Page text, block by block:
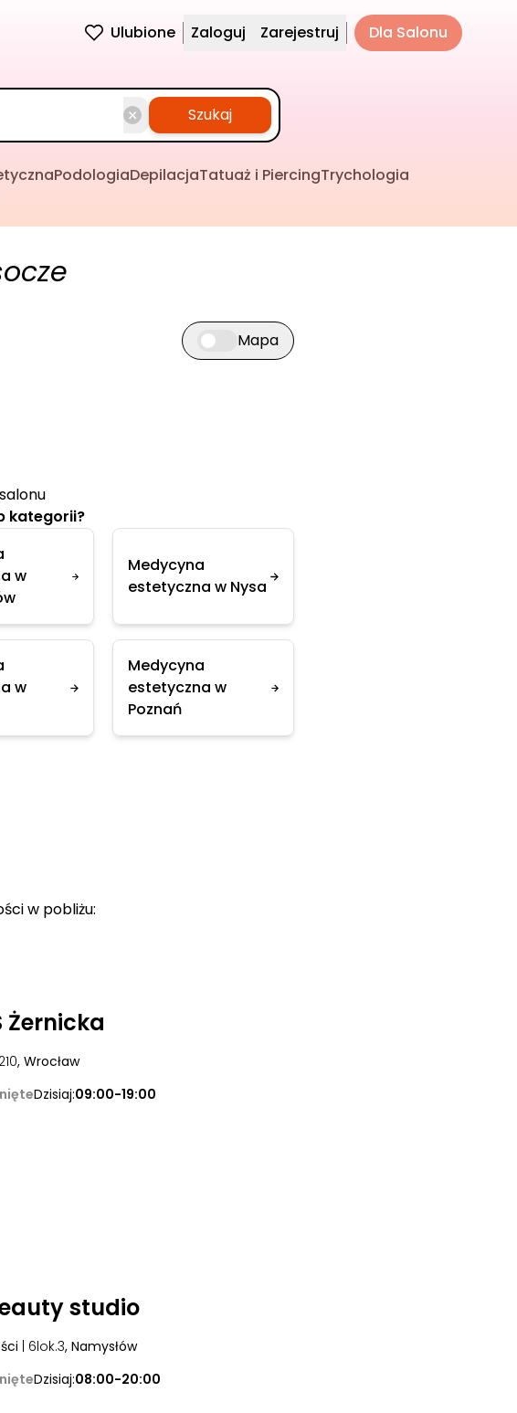
Ulubione Zaloguj Zarejestruj Dla Salonu
Szukaj
PodologiaDepilacjaTatuaż i PiercingTrychologia
Przełącz widok mapy
Mapa
kategorii?
w
Medycyna
estetyczna w Nysa
w
Medycyna
estetyczna w
Poznań
w pobliżu:
Żernicka
| 210, Wrocław
Dzisiaj:09:00-19:00
studio
| 6lok.3, Namysłów
Dzisiaj:08:00-20:00